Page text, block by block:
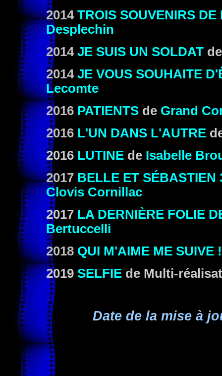
2014 TROIS SOUVENIRS DE
Desplechin
2014 JE SUIS UN SOLDAT
2014 JE VOUS SOUHAITE
Lecomte
2016 PATIENTS de Grand
2016 L'UN DANS L'AUTRE
2016 LUTINE de Isabelle
2017 BELLE ET SÉBASTIEN
Clovis Cornillac
2017 LA DERNIÈRE FOLIE
Bertuccelli
2018 QUI M'AIME ME SUIVE !
2019 SELFIE de Multi-
Date de la mise à